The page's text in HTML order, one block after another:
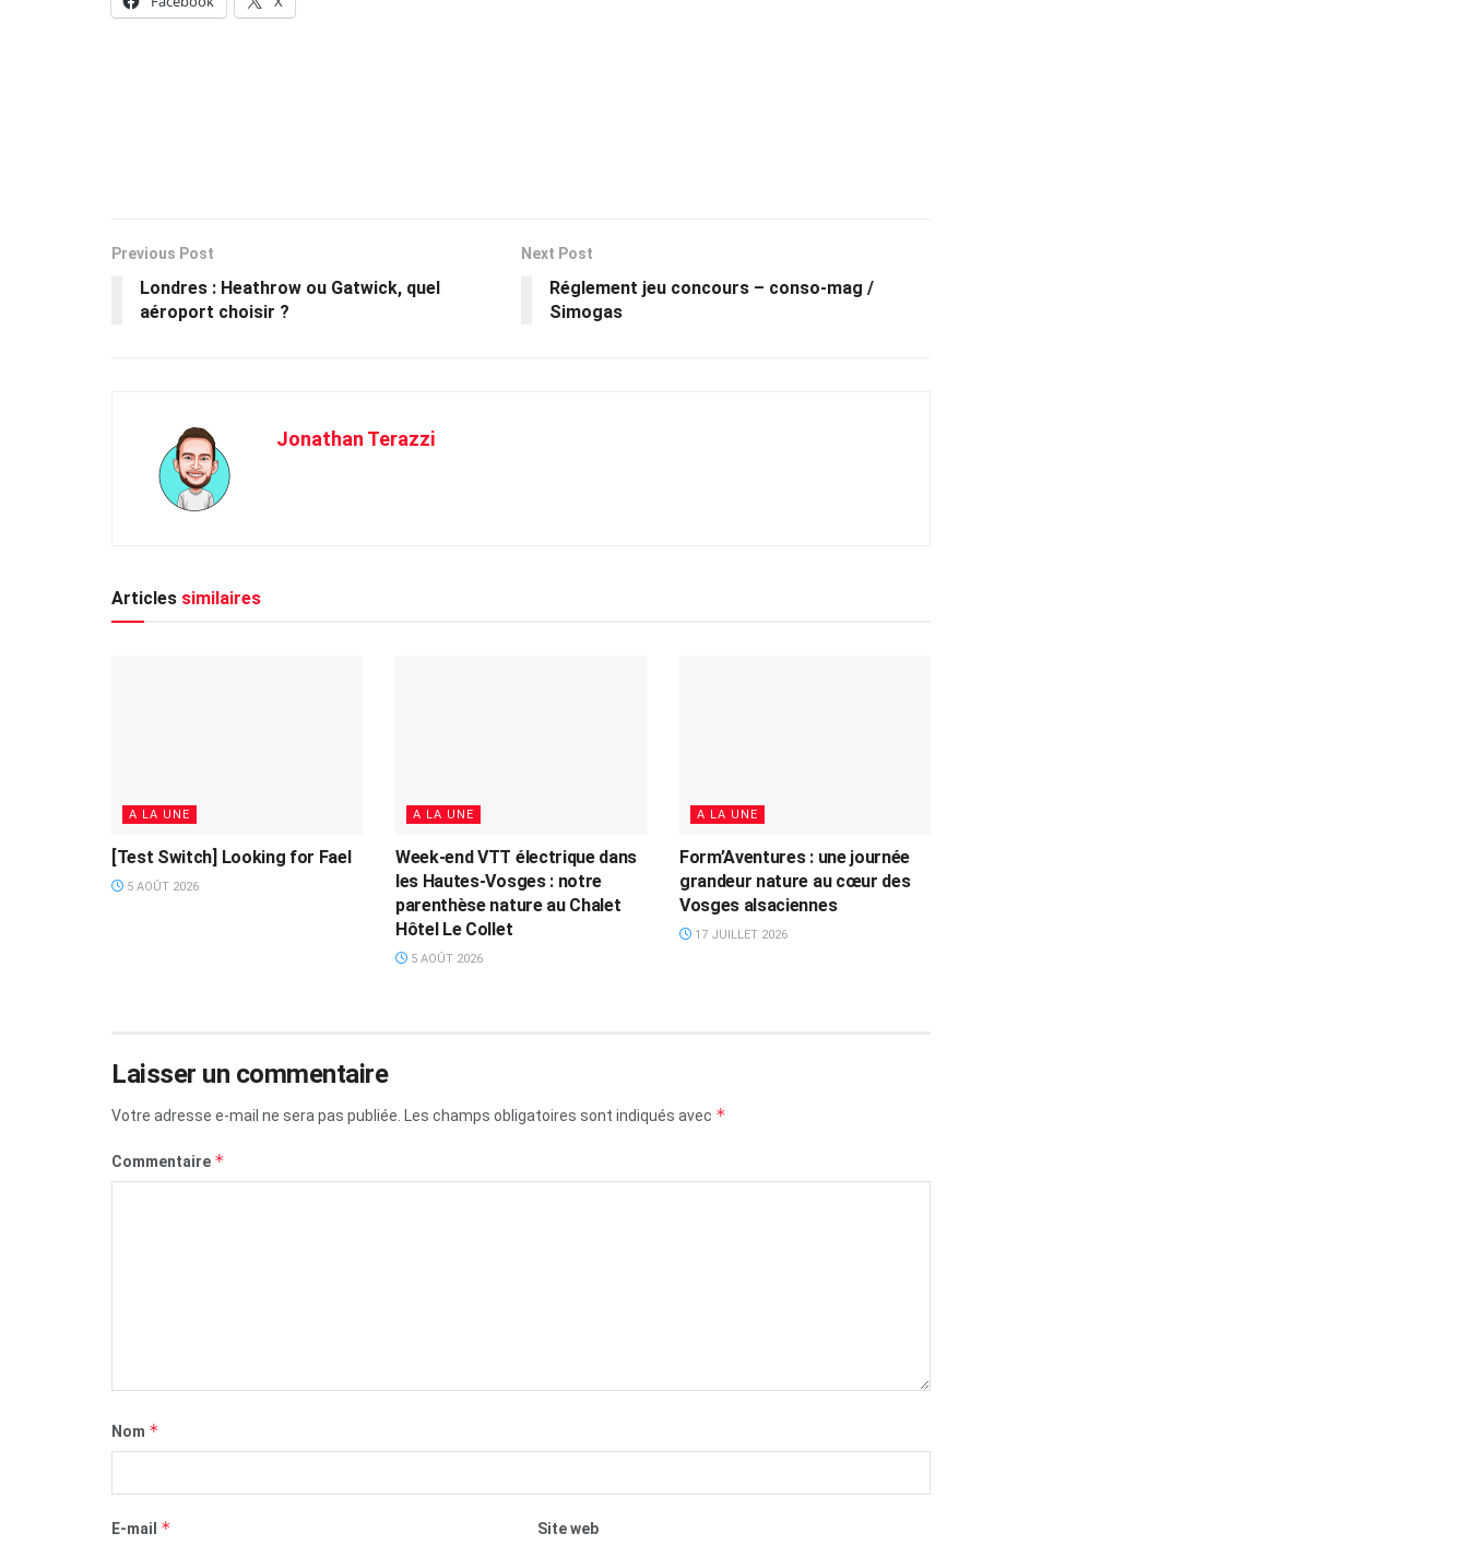
Previous Post
Londres : Heathrow ou Gatwick, quel
aéroport choisir ?
Next Post
Réglement jeu concours – conso-mag /
Simogas
Jonathan Terazzi
Articles similaires
A LA UNE
[Test Switch] Looking for Fael
5 AOÛT 2026
A LA UNE
Week-end VTT électrique dans
les Hautes-Vosges : notre
parenthèse nature au Chalet
Hôtel Le Collet
5 AOÛT 2026
A LA UNE
Form’Aventures : une journée
grandeur nature au cœur des
Vosges alsaciennes
17 JUILLET 2026
Laisser un commentaire
Votre adresse e-mail ne sera pas publiée. Les champs obligatoires sont indiqués avec *
Commentaire *
Nom *
E-mail * Site web